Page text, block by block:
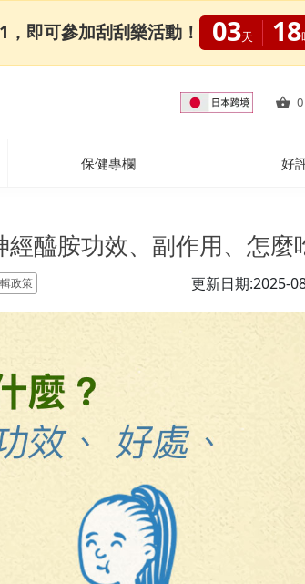
0
保健專欄 好
醯胺功效、副作用、怎麼
政策 更新日期:2025-
即可參加刮刮樂活動！ 03天 18